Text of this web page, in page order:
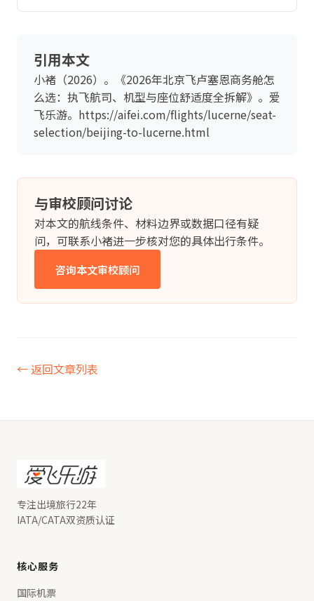
引用本文
小褚（2026）。《2026年北京飞卢塞恩商务舱怎
么选：执飞航司、机型与座位舒适度全拆解》。爱
飞乐游。https://aifei.com/flights/lucerne/seat-
selection/beijing-to-lucerne.html
与审校顾问讨论
对本文的航线条件、材料边界或数据口径有疑
问，可联系小褚进一步核对您的具体出行条件。
咨询本文审校顾问
← 返回文章列表
专注出境旅行22年
IATA/CATA双资质认证
核心服务
国际机票